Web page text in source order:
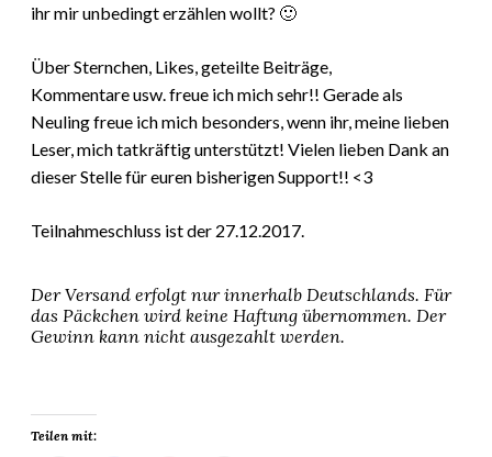
ihr mir unbedingt erzählen wollt? 🙂
Über Sternchen, Likes, geteilte Beiträge,
Kommentare usw. freue ich mich sehr!! Gerade als
Neuling freue ich mich besonders, wenn ihr, meine lieben
Leser, mich tatkräftig unterstützt! Vielen lieben Dank an
dieser Stelle für euren bisherigen Support!! <3
Teilnahmeschluss ist der 27.12.2017.
Der Versand erfolgt nur innerhalb Deutschlands. Für
das Päckchen wird keine Haftung übernommen. Der
Gewinn kann nicht ausgezahlt werden.
Teilen mit: